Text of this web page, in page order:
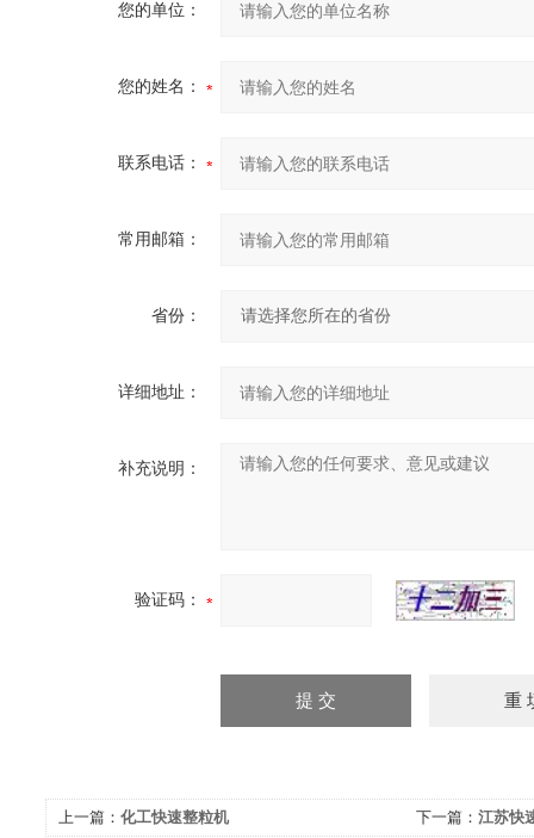
您的单位：
您的姓名：
联系电话：
常用邮箱：
省份：
详细地址：
补充说明：
验证码：
上一篇： 化工快速整粒机 下一篇： 江苏快